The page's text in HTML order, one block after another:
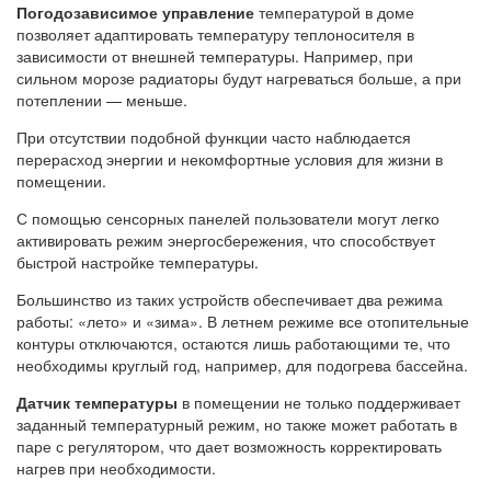
Погодозависимое управление температурой в доме
позволяет адаптировать температуру теплоносителя в
зависимости от внешней температуры. Например, при
сильном морозе радиаторы будут нагреваться больше, а при
потеплении — меньше.
При отсутствии подобной функции часто наблюдается
перерасход энергии и некомфортные условия для жизни в
помещении.
С помощью сенсорных панелей пользователи могут легко
активировать режим энергосбережения, что способствует
быстрой настройке температуры.
Большинство из таких устройств обеспечивает два режима
работы: «лето» и «зима». В летнем режиме все отопительные
контуры отключаются, остаются лишь работающими те, что
необходимы круглый год, например, для подогрева бассейна.
Датчик температуры в помещении не только поддерживает
заданный температурный режим, но также может работать в
паре с регулятором, что дает возможность корректировать
нагрев при необходимости.